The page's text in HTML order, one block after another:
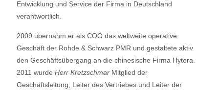
Entwicklung und Service der Firma in Deutschland
verantwortlich.
2009 übernahm er als COO das weltweite operative
Geschäft der Rohde & Schwarz PMR und gestaltete aktiv
den Geschäftsübergang an die chinesische Firma Hytera.
2011 wurde Herr KretzschmarMitglied der
Geschäftsleitung, Leiter des Vertriebes und Leiter der